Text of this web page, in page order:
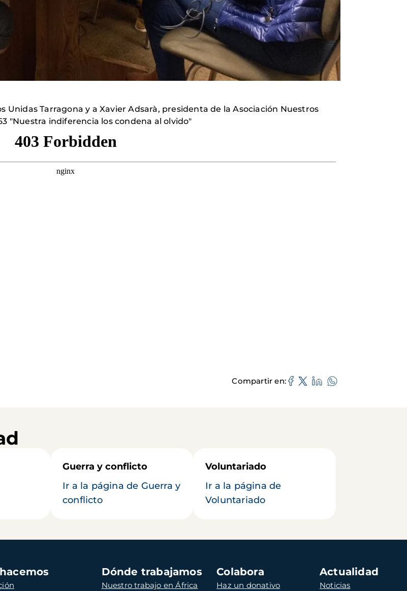
Unidas Tarragona y a Xavier Adsarà, presidenta de la Asociación Nuestros
"Nuestra indiferencia los condena al olvido"
Compartir en
Guerra y conflicto
Ir a la página de Guerra y
conflicto
Voluntariado
Ir a la página de
Voluntariado
Dónde trabajamos
Nuestro trabajo en África
Colabora
Haz un donativo
Actualidad
Noticias